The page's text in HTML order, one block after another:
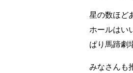
星の数ほど
ホールはい
ぱり馬蹄劇
みなさんも